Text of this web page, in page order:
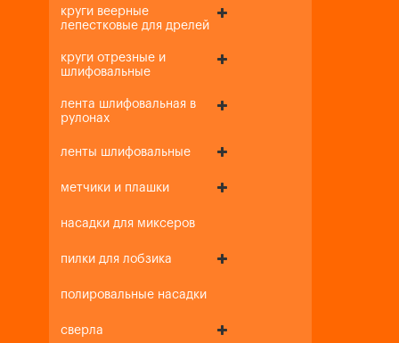
круги веерные
лепестковые для дрелей
круги отрезные и
шлифовальные
лента шлифовальная в
рулонах
ленты шлифовальные
метчики и плашки
насадки для миксеров
пилки для лобзика
полировальные насадки
сверла